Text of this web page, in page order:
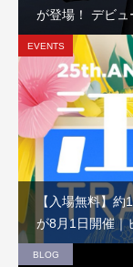
が登場！ デビュ
月ぶりの来日公
EVENTS
【入場無料】
が8月1日開催｜
BLOG